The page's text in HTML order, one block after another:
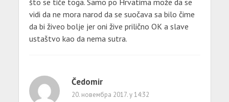
vidi da ne mora narod da se suočava sa bilo čime
da bi živeo bolje jer oni žive prilično OK a slave
ustaštvo kao da nema sutra.
Čedomir
20. новембра 2017. у 14:32